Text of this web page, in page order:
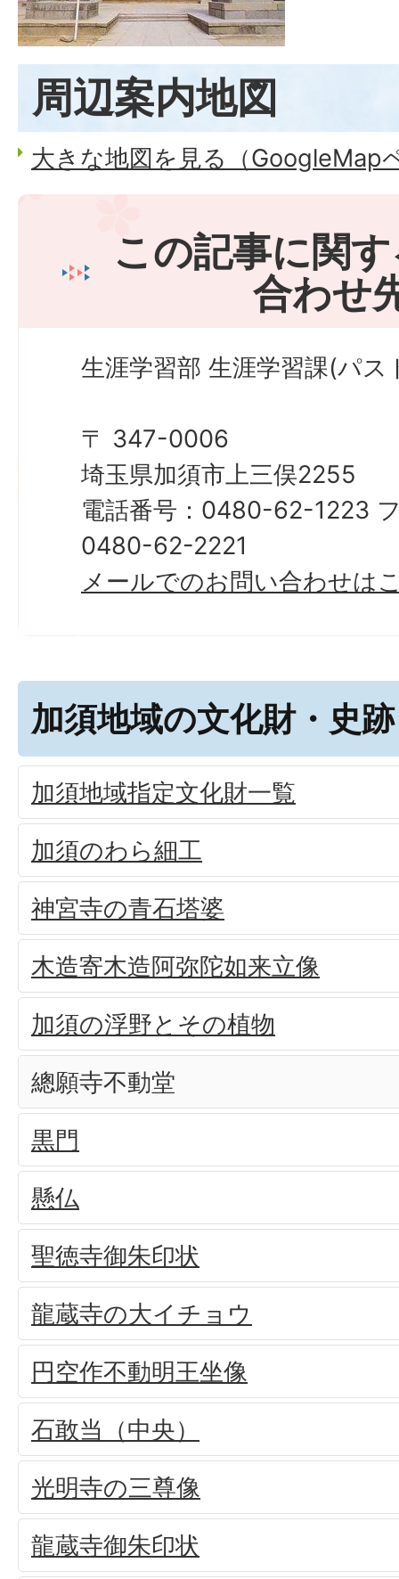
周辺案内地図
大きな地図を見る（GoogleMap
この記事に関
合わせ
生涯学習部 生涯学習課(パス
〒 347-0006
埼玉県加須市上三俣2255
電話番号：0480-62-1223
0480-62-2221
メールでのお問い合わせは
加須地域の文化財・史跡
加須地域指定文化財一覧
加須のわら細工
神宮寺の青石塔婆
木造寄木造阿弥陀如来立像
加須の浮野とその植物
總願寺不動堂
黒門
懸仏
聖徳寺御朱印状
龍蔵寺の大イチョウ
円空作不動明王坐像
石敢当（中央）
光明寺の三尊像
龍蔵寺御朱印状